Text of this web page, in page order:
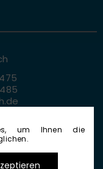
um Ihnen die